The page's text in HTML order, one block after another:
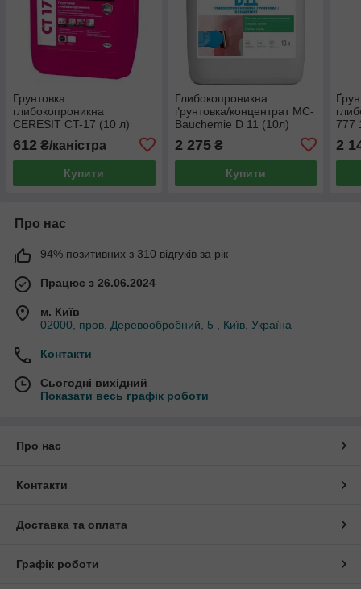
Грунтовка
глибокопроникна
CERESIT CT-17 (10 л)
612 ₴/каністра
Купити
Глибокопроникна
ґрунтовка/концентрат MC-
Bauchemie D 11 (10л)
2 275₴
Купити
777
2
Про нас
94% позитивних з 310 відгуків за рік
Працює з 26.06.2024
м. Київ
02000, пров. Деревообробний, 5 , Київ, Україна
Контакти
Сьогодні вихідний
Показати весь графік роботи
Про нас
Контакти
Доставка та оплата
Графік роботи